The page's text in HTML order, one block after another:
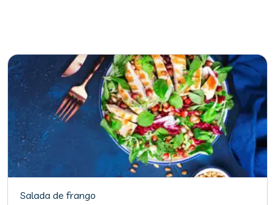
Salada de frango